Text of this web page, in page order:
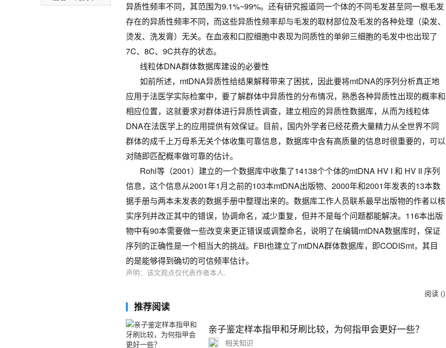
异质性频率不同，其范围为9.1%~99%。还有研究报道同一个体的不同毛发甚至同一根毛发
存在的异质性频率不同，而这些异质性频率却与毛发的取材部位及毛发的各种处理（染发、
烫发、洗发膏）无关。在血液和口腔细胞中表现为同质性的单卵三细胞的毛发中也出现了
7C、8C、9C共存的状态。
线粒体DNA群体数据库建设的必要性
如前所述，mtDNA异质性给结果解释带来了困扰，因此要将mtDNA的序列分析真正地
应用于法医学实际检案中，要了解群体中异质性的分布情况，熟悉各种异质性出现的概率和
相应位置，这就要求对群体进行异质性调查，建立相应的异质性数据库，从而为线粒体
DNA在法医学上的应用提供有效保证。目前，国内外学者已经花费大量精力从全世界不同
群体的成千上万母系无关个体收集可靠信息，数据库中含有高质量的信息时很重要的，可以
对随即匹配概率做可靠的估计。
Rohl等（2001）建立的一个数据库中收集了14138个个体的mtDNA HV I 和 HV II 序列
信息，这个信息从2001年1月之前的103本mtDNA出版物、2000年和2001年发表的13本数
据手册与两本未发表的数据手册中整理出来的。数据库工作人员联系最早出版物的作者以核
实序列并改正其中的错误，协调命名，减少重复，但并不是每个问题都能解决。116本出版
物中有90本需要做一些改变来更正错误或调整命名，说明了在编辑mtDNA数据库时，保证
序列的正确性是一个相当大的挑战。FBI也建立了mtDNA群体数据库，即CODISmt，其目
的是能够得到确切的可信频率估计。
声明：该文观点仅代表作者本人.
阅读 ()
推荐阅读
亲子鉴定样本指甲和牙刷比较，为何指甲会更好一些？
相关知识